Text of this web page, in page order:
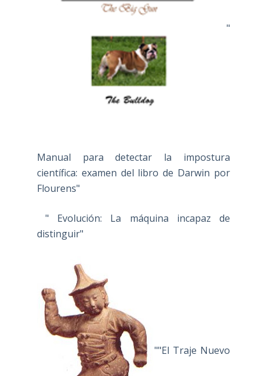
"
Manual para detectar la impostura
científica: examen del libro de Darwin por
Flourens"
" Evolución: La máquina incapaz de
distinguir"
""El Traje Nuevo